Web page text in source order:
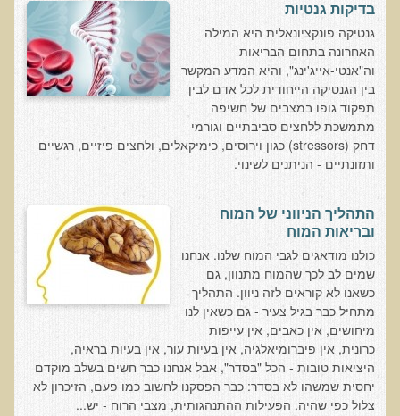
המזון: תרופה או מניעה
רכישת סדנת המזון: תרופה או מניעה
רכישת סדנת מתכות רעילות
שאלות ותשובות מסדנת מתכות רעילות
האבחון הקליני והטיפול בבעיות של חילוף חומרים
שאלות ותשובות מסדנת חילוף חומרים
רכישת סדנת האבחון הקליני והטיפול בבעיות של חילוף חומרים
מחלות כלי דם ולב
רכישת סדנת מחלות כלי דם ולב
הקרינה והשדות האלקטרומגנטיים
רכישת סדנת הקרינה והשדות האלקטרומגנטיים
מערכת התריס
רכישת סדנת בלוטת התריס ומערכת התריס
בדיקות גנטיות
גנטיקה פונקציונאלית היא המילה
האחרונה בתחום הבריאות
וה"אנטי-אייג'ינג", והיא המדע המקשר
בין הגנטיקה הייחודית לכל אדם לבין
תפקוד גופו במצבים של חשיפה
מתמשכת ללחצים סביבתיים וגורמי
דחק (stressors) כגון וירוסים, כימיקאלים, ולחצים פיזיים, רגשיים
ותזונתיים - הניתנים לשינוי.
התהליך הניווני של המוח
ובריאות המוח
כולנו מודאגים לגבי המוח שלנו. אנחנו
שמים לב לכך שהמוח מתנוון, גם
כשאנו לא קוראים לזה ניוון. התהליך
מתחיל כבר בגיל צעיר - גם כשאין לנו
מיחושים, אין כאבים, אין עייפות
כרונית, אין פיברומיאלגיה, אין בעיות עור, אין בעיות בראיה,
היציאות טובות - הכל "בסדר", אבל אנחנו כבר חשים בשלב מוקדם
יחסית שמשהו לא בסדר: כבר הפסקנו לחשוב כמו פעם, הזיכרון לא
צלול כפי שהיה. הפעילות ההתנהגותית, מצבי הרוח - יש...